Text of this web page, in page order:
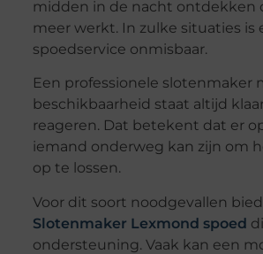
midden in de nacht ontdekken
meer werkt. In zulke situaties is
spoedservice onmisbaar.
Een professionele slotenmaker
beschikbaarheid staat altijd
reageren. Dat betekent dat er
iemand onderweg kan zijn om
op te lossen.
Voor dit soort noodgevallen
Slotenmaker Lexmond spoed
ondersteuning. Vaak kan een